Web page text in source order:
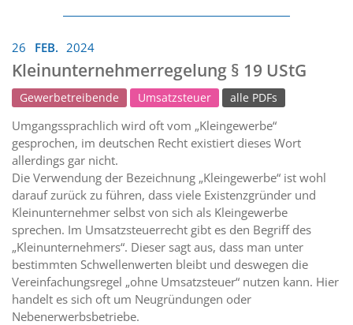
26 FEB. 2024
Kleinunternehmerregelung § 19 UStG
Gewerbetreibende Umsatzsteuer alle PDFs
Umgangssprachlich wird oft vom „Kleingewerbe“
gesprochen, im deutschen Recht existiert dieses Wort
allerdings gar nicht.
Die Verwendung der Bezeichnung „Kleingewerbe“ ist wohl
darauf zurück zu führen, dass viele Existenzgründer und
Kleinunternehmer selbst von sich als Kleingewerbe
sprechen. Im Umsatzsteuerrecht gibt es den Begriff des
„Kleinunternehmers“. Dieser sagt aus, dass man unter
bestimmten Schwellenwerten bleibt und deswegen die
Vereinfachungsregel „ohne Umsatzsteuer“ nutzen kann. Hier
handelt es sich oft um Neugründungen oder
Nebenerwerbsbetriebe.